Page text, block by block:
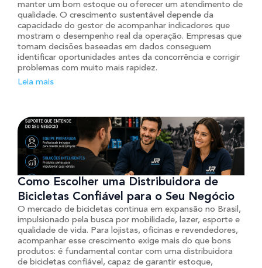
manter um bom estoque ou oferecer um atendimento de
qualidade. O crescimento sustentável depende da
capacidade do gestor de acompanhar indicadores que
mostram o desempenho real da operação. Empresas que
tomam decisões baseadas em dados conseguem
identificar oportunidades antes da concorrência e corrigir
problemas com muito mais rapidez.
Leia mais
Como Escolher uma Distribuidora de
Bicicletas Confiável para o Seu Negócio
O mercado de bicicletas continua em expansão no Brasil,
impulsionado pela busca por mobilidade, lazer, esporte e
qualidade de vida. Para lojistas, oficinas e revendedores,
acompanhar esse crescimento exige mais do que bons
produtos: é fundamental contar com uma distribuidora
de bicicletas confiável, capaz de garantir estoque,